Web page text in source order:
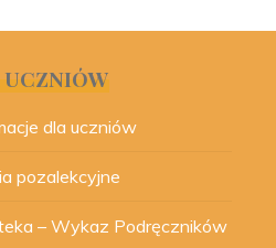
dla uczniów
pozalekcyjne
– Wykaz Podręczników